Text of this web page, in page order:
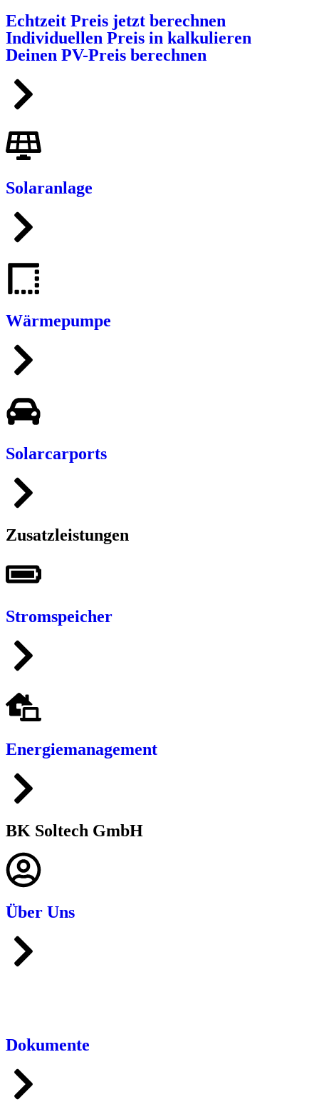
Echtzeit Preis jetzt berechnen
Individuellen Preis in kalkulieren
Deinen PV-Preis berechnen
Solaranlage
Wärmepumpe
Solarcarports
Zusatzleistungen
Stromspeicher
Energiemanagement
BK Soltech GmbH
Über Uns
Dokumente